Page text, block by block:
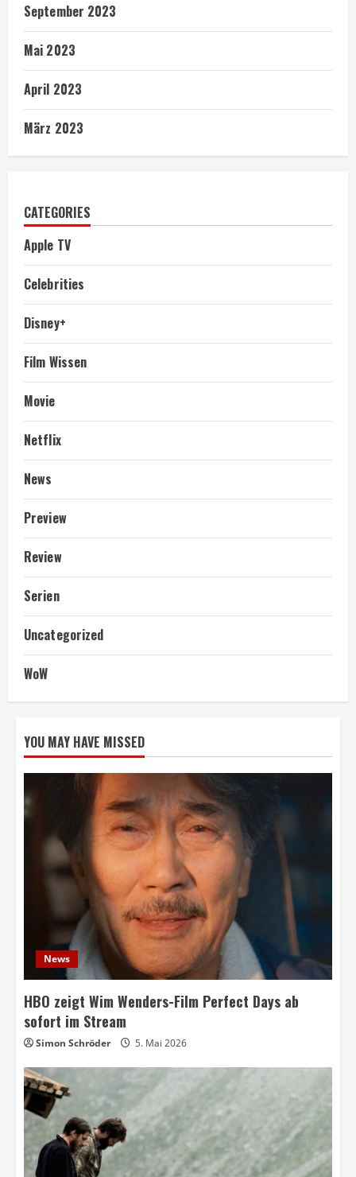
September 2023
Mai 2023
April 2023
März 2023
CATEGORIES
Apple TV
Celebrities
Disney+
Film Wissen
Movie
Netflix
News
Preview
Review
Serien
Uncategorized
WoW
YOU MAY HAVE MISSED
News
HBO zeigt Wim Wenders-Film Perfect Days ab
sofort im Stream
Simon Schröder 5. Mai 2026